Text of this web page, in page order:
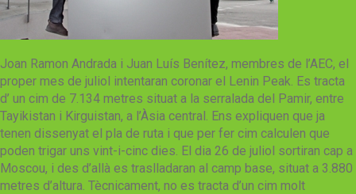
Joan Ramon Andrada i Juan Luís Benítez, membres de l’AEC, el
proper mes de juliol intentaran coronar el Lenin Peak. Es tracta
d’ un cim de 7.134 metres situat a la serralada del Pamir, entre
Tayikistan i Kirguistan, a l’Àsia central. Ens expliquen que ja
tenen dissenyat el pla de ruta i que per fer cim calculen que
poden trigar uns vint-i-cinc dies. El dia 26 de juliol sortiran cap a
Moscou, i des d’allà es traslladaran al camp base, situat a 3.880
metres d’altura. Tècnicament, no es tracta d’un cim molt